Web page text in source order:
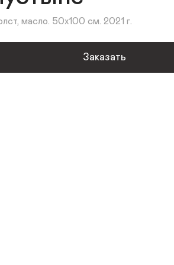
масло. 50х100 см. 2021 г.
Заказать